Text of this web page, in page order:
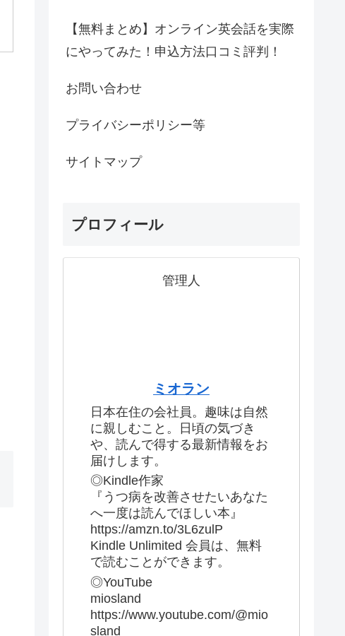
【無料まとめ】オンライン英会話を実際
にやってみた！申込方法口コミ評判！
お問い合わせ
プライバシーポリシー等
サイトマップ
プロフィール
管理人
ミオラン
日本在住の会社員。趣味は自然
に親しむこと。日頃の気づき
や、読んで得する最新情報をお
届けします。
◎Kindle作家
『うつ病を改善させたいあなた
へ一度は読んでほしい本』
https://amzn.to/3L6zulP
Kindle Unlimited 会員は、無料
で読むことができます。
◎YouTube
miosland
https://www.youtube.com/@mio
sland